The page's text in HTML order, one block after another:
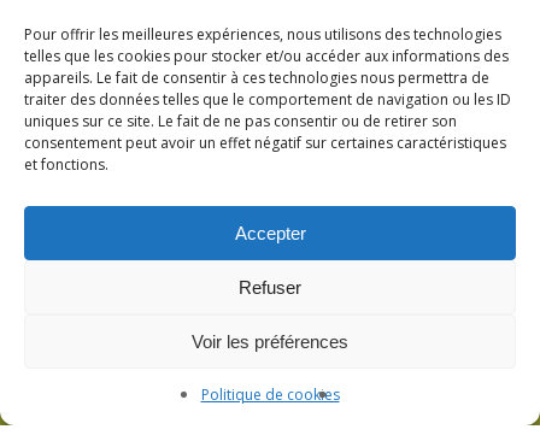
Pour offrir les meilleures expériences, nous utilisons des technologies
telles que les cookies pour stocker et/ou accéder aux informations des
appareils. Le fait de consentir à ces technologies nous permettra de
traiter des données telles que le comportement de navigation ou les ID
uniques sur ce site. Le fait de ne pas consentir ou de retirer son
consentement peut avoir un effet négatif sur certaines caractéristiques
et fonctions.
Accepter
Refuser
Voir les préférences
Politique de cookies
L’adresse pour les soins sur rendez-vous
3bis Rue de Lorraine – 53200 Fromentières
06 33 09 01 21